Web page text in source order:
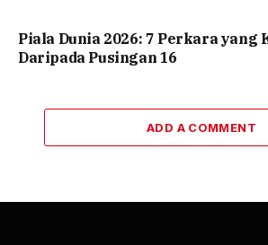
Piala Dunia 2026: 7 Perkara yang
Daripada Pusingan 16
ADD A COMMENT